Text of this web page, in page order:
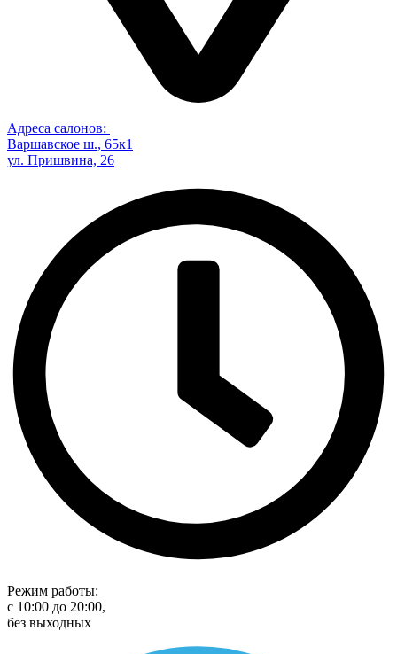
Адреса салонов:
Варшавское ш., 65к1
ул. Пришвина, 26
Режим работы:
с 10:00 до 20:00,
без выходных